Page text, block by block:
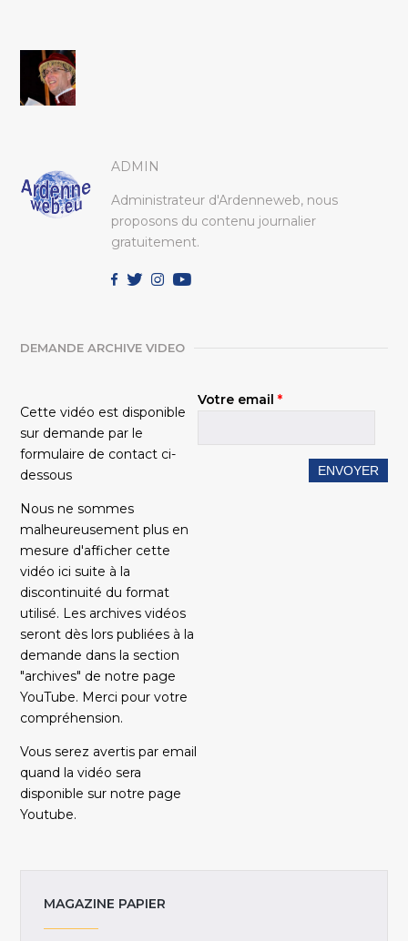
ADMIN
Administrateur d'Ardenneweb, nous
proposons du contenu journalier
gratuitement.
DEMANDE ARCHIVE VIDEO
Cette vidéo est disponible
sur demande par le
formulaire de contact ci-
dessous
Nous ne sommes
malheureusement plus en
mesure d'afficher cette
vidéo ici suite à la
discontinuité du format
utilisé. Les archives vidéos
seront dès lors publiées à la
demande dans la section
"archives" de notre page
YouTube. Merci pour votre
compréhension.
Vous serez avertis par email
quand la vidéo sera
disponible sur notre page
Youtube.
Votre email *
MAGAZINE PAPIER